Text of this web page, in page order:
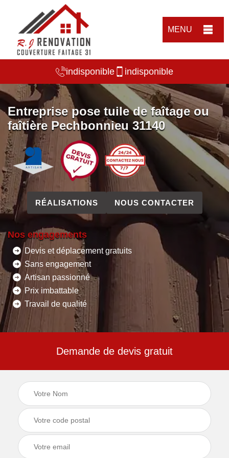
MENU
indisponible indisponible
Entreprise pose tuile de faîtage ou
faîtière Pechbonnieu 31140
RÉALISATIONS NOUS CONTACTER
Nos engagements
Devis et déplacement gratuits
Sans engagement
Artisan passionné
Prix imbattable
Travail de qualité
Demande de devis gratuit